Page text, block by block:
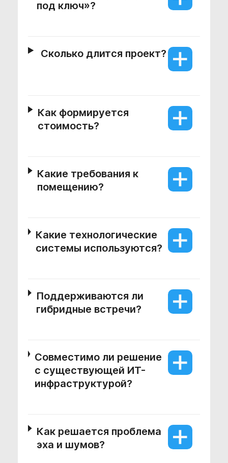
под ключ»?
Сколько длится проект?
Как формируется
стоимость?
Какие требования к
помещению?
Какие технологические
системы используются?
Поддерживаются ли
гибридные встречи?
Совместимо ли решение
с существующей ИТ-
инфраструктурой?
Как решается проблема
эха и шумов?